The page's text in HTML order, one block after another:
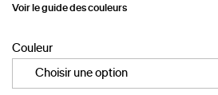
Rose
Blanc
Voir le guide des couleurs
Couleur
Choisir une option